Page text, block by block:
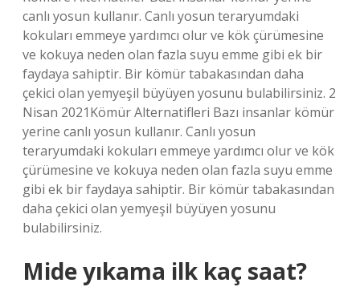
canlı yosun kullanır. Canlı yosun teraryumdaki
kokuları emmeye yardımcı olur ve kök çürümesine
ve kokuya neden olan fazla suyu emme gibi ek bir
faydaya sahiptir. Bir kömür tabakasından daha
çekici olan yemyeşil büyüyen yosunu bulabilirsiniz. 2
Nisan 2021Kömür Alternatifleri Bazı insanlar kömür
yerine canlı yosun kullanır. Canlı yosun
teraryumdaki kokuları emmeye yardımcı olur ve kök
çürümesine ve kokuya neden olan fazla suyu emme
gibi ek bir faydaya sahiptir. Bir kömür tabakasından
daha çekici olan yemyeşil büyüyen yosunu
bulabilirsiniz.
Mide yıkama ilk kaç saat?